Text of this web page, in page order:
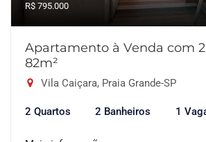
R$ 795.000
Apartamento à Venda com
82m²
Vila Caiçara, Praia Grande-SP
2 Quartos 2 Banheiros 1